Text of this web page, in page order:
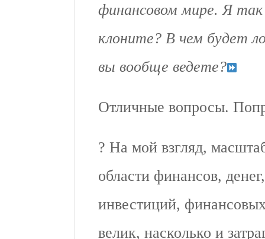
финансовом мире. Я
клоните? В чем будет
вы вообще ведете?
Отличные вопросы.
? На мой взгляд,
области финансов,
инвестиций,
велик, насколько и